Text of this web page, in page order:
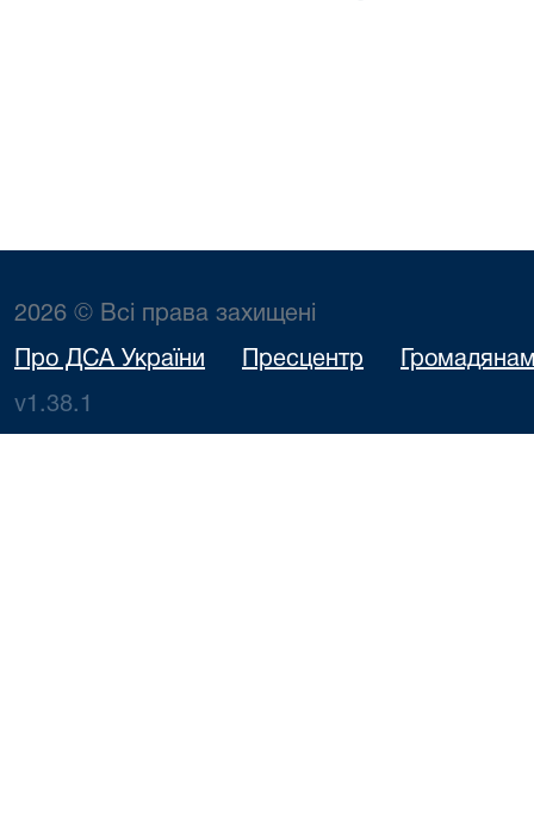
2026 © Всі права захищені
Про ДСА України Пресцентр
v1.38.1